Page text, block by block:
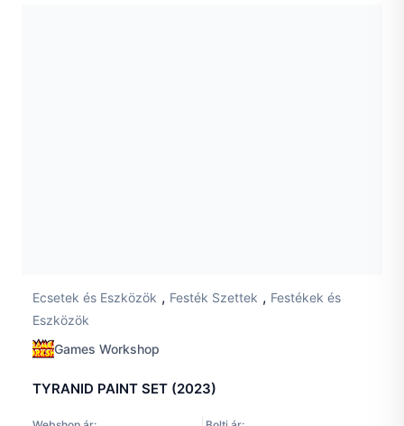
Ecsetek és Eszközök , Festék Szettek , Festékek és
Eszközök
Games Workshop
TYRANID PAINT SET (2023)